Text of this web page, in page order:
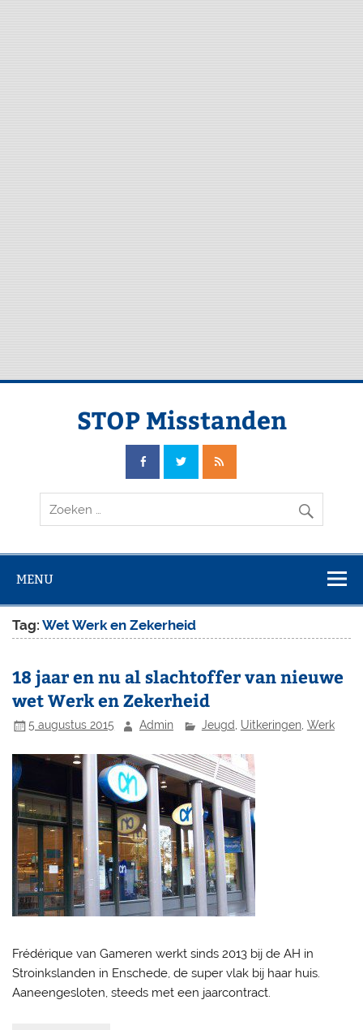
Doorgaan
STOP Misstanden
MENU
Tag:Wet Werk en Zekerheid
18 jaar en nu al slachtoffer van nieuwe
wet Werk en Zekerheid
5 augustus 2015 Admin Jeugd, Uitkeringen, Werk
Frédérique van Gameren werkt sinds 2013 bij de AH in
Stroinkslanden in Enschede, de super vlak bij haar huis.
Aaneengesloten, steeds met een jaarcontract.